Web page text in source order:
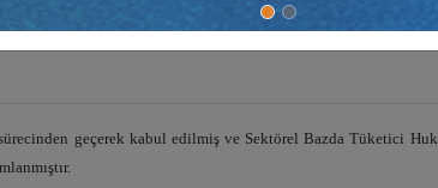
konkordatonun takiplere etkisini ele alacağız.
istisnalarını açıklayacağız. Çalışmamız
geçerek kabul edilmiş ve Sektörel Bazda Tüketici